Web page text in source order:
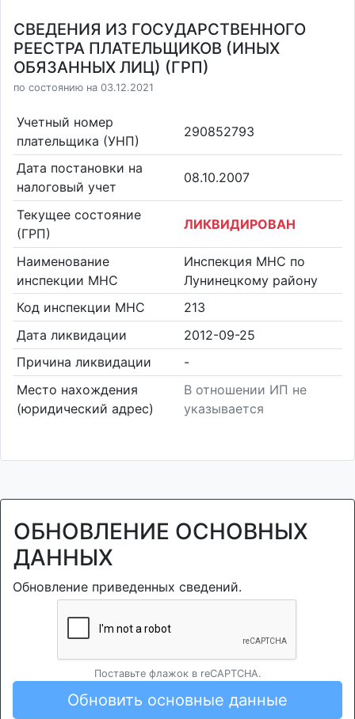
СВЕДЕНИЯ ИЗ ГОСУДАРСТВЕННОГО
РЕЕСТРА ПЛАТЕЛЬЩИКОВ (ИНЫХ
ОБЯЗАННЫХ ЛИЦ) (ГРП)
по состоянию на 03.12.2021
Учетный номер
плательщика (УНП)
290852793
Дата постановки на
налоговый учет
08.10.2007
Текущее состояние
(ГРП)
ЛИКВИДИРОВАН
Наименование
инспекции МНС
Инспекция МНС по
Лунинецкому району
Код инспекции МНС
213
Дата ликвидации
2012-09-25
Причина ликвидации
-
Место нахождения
(юридический адрес)
В отношении ИП не
указывается
ОБНОВЛЕНИЕ ОСНОВНЫХ
ДАННЫХ
Обновление приведенных сведений.
Поставьте флажок в reCAPTCHA.
Обновить основные данные